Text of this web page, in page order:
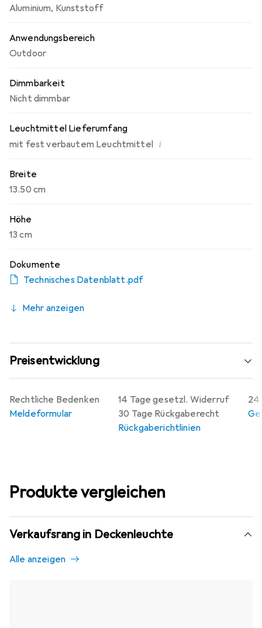
Aluminium, Kunststoff
Anwendungsbereich
Outdoor
Dimmbarkeit
Nicht dimmbar
Leuchtmittel Lieferumfang
mit fest verbautem Leuchtmittel i
Breite
13.50 cm
Höhe
13 cm
Dokumente
Technisches Datenblatt.pdf
Mehr anzeigen
Preisentwicklung
14 Tage gesetzl. Widerruf
30 Tage Rückgaberecht
Rückgaberichtlinien
24
Rechtliche Bedenken
Meldeformular
Produkte vergleichen
Verkaufsrang in Deckenleuchte
Alle anzeigen